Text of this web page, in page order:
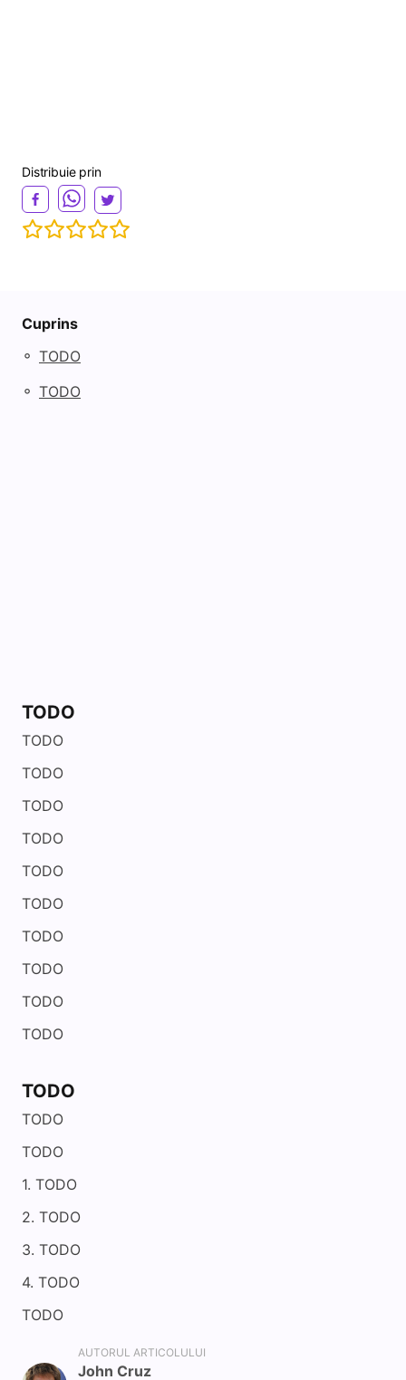
Distribuie prin
Cuprins
◦ TODO
◦ TODO
TODO
TODO
TODO
TODO
TODO
TODO
TODO
TODO
TODO
TODO
TODO
TODO
TODO
TODO
TODO
TODO
TODO
TODO
TODO
AUTORUL ARTICOLULUI
John Cruz